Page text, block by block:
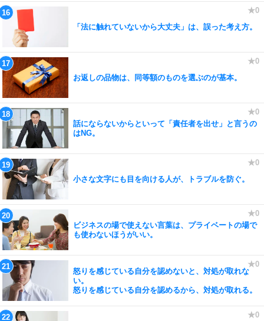
「法に触れていないから大丈夫」は、誤った考え方。
お返しの品物は、同等額のものを選ぶのが基本。
話にならないからといって「責任者を出せ」と言うの
はNG。
小さな文字にも目を向ける人が、トラブルを防ぐ。
ビジネスの場で使えない言葉は、プライベートの場で
も使わないほうがいい。
怒りを感じている自分を認めないと、対処が取れな
い。
怒りを感じている自分を認めるから、対処が取れる。